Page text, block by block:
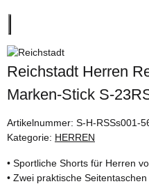
Reichstadt Herren
Marken-Stick S-
Artikelnummer: S-H-RSSs001-
Kategorie: HERREN
• Sportliche Shorts für Herren
• Zwei praktische Seitentaschen